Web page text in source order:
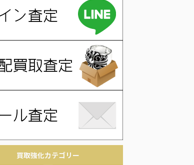
買取強化カテゴリー